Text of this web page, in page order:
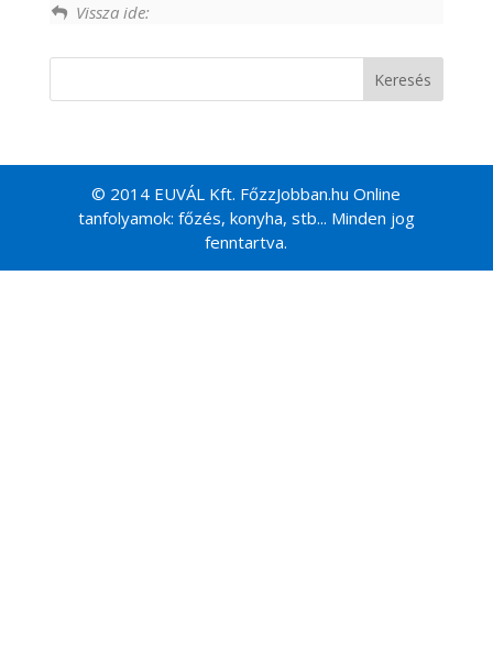
Vissza ide:
© 2014 EUVÁL Kft. FőzzJobban.hu Online
tanfolyamok: főzés, konyha, stb... Minden jog
fenntartva.